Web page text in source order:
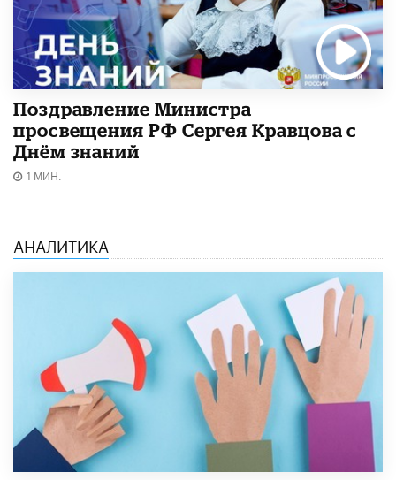
Поздравление Министра
просвещения РФ Сергея Кравцова с
Днём знаний
1 МИН.
АНАЛИТИКА